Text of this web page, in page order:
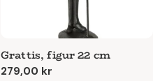
Grattis, figur 22 cm
Ordinarie
279,00 kr